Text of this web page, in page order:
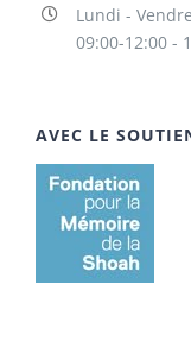
Lundi -
09:00-12:00 -
AVEC LE